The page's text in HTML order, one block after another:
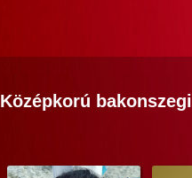
Középkorú bakonszegi